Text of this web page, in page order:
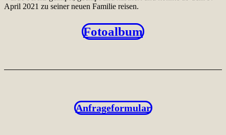
April 2021 zu seiner neuen Familie reisen.
Fotoalbum
Anfrageformular